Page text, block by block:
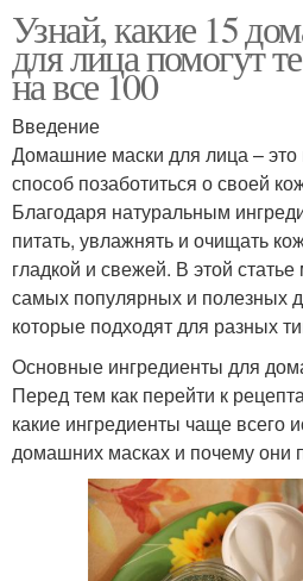
Узнай, какие 15
для лица помогут
на все 100
Введение
Домашние маски для лица –
способ позаботиться о своей
Благодаря натуральным
питать, увлажнять и очищать
гладкой и свежей. В этой
самых популярных и полезных
которые подходят для разных
Основные ингредиенты для
Перед тем как перейти к
какие ингредиенты чаще всего
домашних масках и почему они